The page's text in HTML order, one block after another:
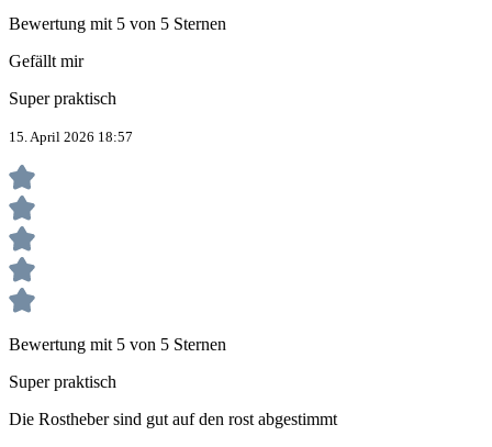
Bewertung mit 5 von 5 Sternen
Gefällt mir
Super praktisch
15. April 2026 18:57
Bewertung mit 5 von 5 Sternen
Super praktisch
Die Rostheber sind gut auf den rost abgestimmt